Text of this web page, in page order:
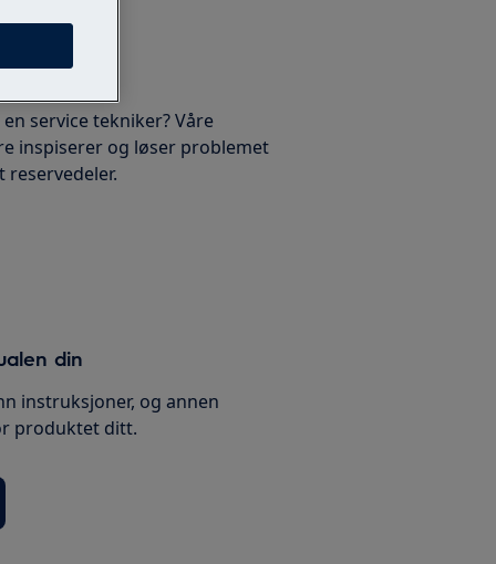
service tekniker? Våre
inspiserer og løser problemet
din
instruksjoner, og annen
produktet ditt.